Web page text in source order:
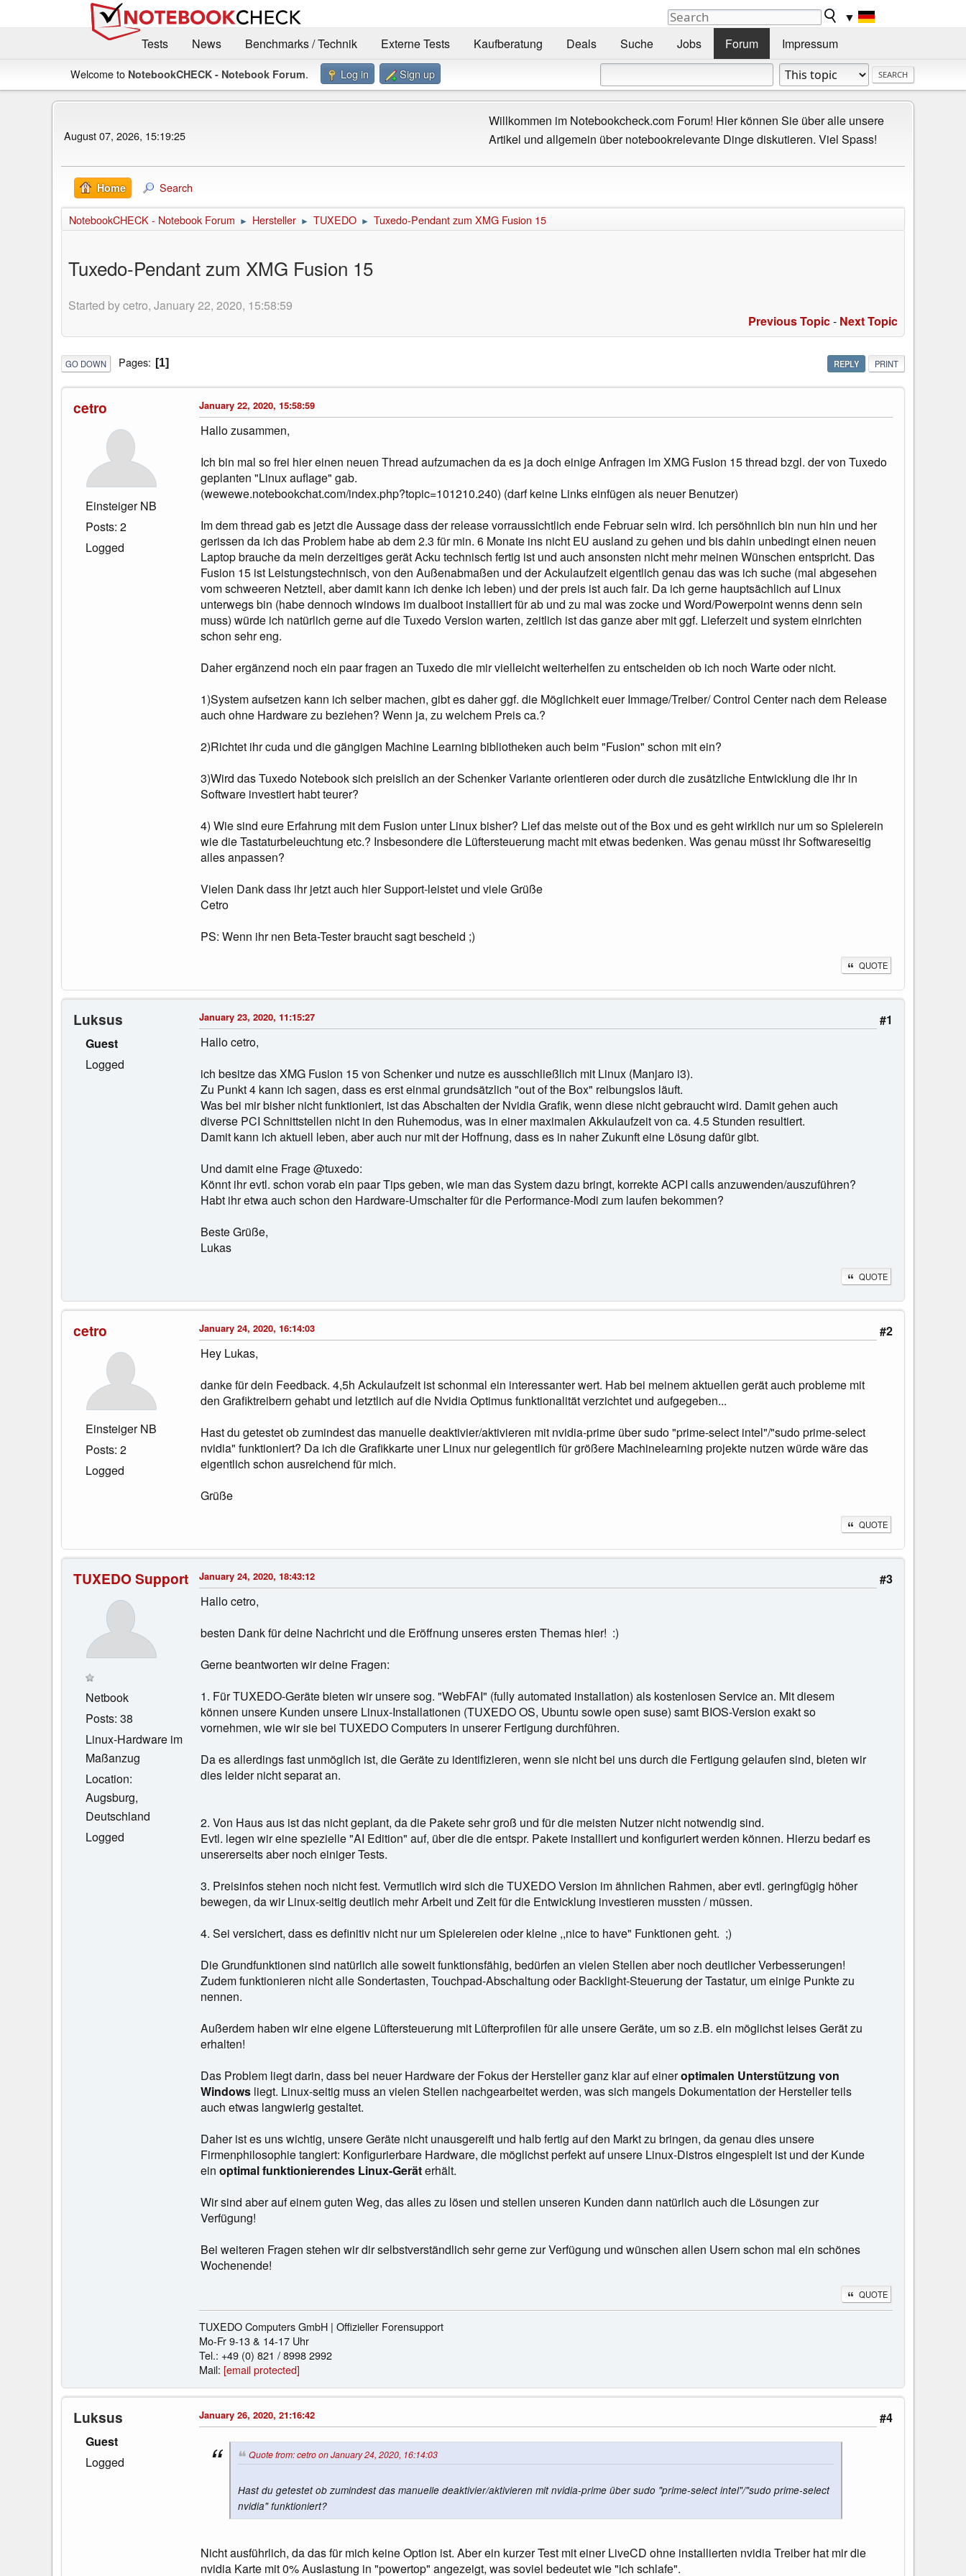
▼
Tests
News Benchmarks / Technik Externe Tests Kaufberatung Deals Suche Jobs Forum Impressum
Welcome to NotebookCHECK - Notebook Forum. Log in Sign up
August 07, 2026, 15:19:25
Willkommen im Notebookcheck.com Forum! Hier können Sie über alle unsere
Artikel und allgemein über notebookrelevante Dinge diskutieren. Viel Spass!
Home Search
NotebookCHECK - Notebook Forum ► Hersteller ► TUXEDO ► Tuxedo-Pendant zum XMG Fusion 15
Tuxedo-Pendant zum XMG Fusion 15
Started by cetro, January 22, 2020, 15:58:59
Previous Topic- Next Topic
REPLY PRINT
GO DOWN Pages 1
cetro
Einsteiger NB
Posts: 2
Logged
January 22, 2020, 15:58:59
Hallo zusammen,
Ich bin mal so frei hier einen neuen Thread aufzumachen da es ja doch einige Anfragen im XMG Fusion 15 thread bzgl. der von Tuxedo
geplanten "Linux auflage" gab.
(wewewe.notebookchat.com/index.php?topic=101210.240) (darf keine Links einfügen als neuer Benutzer)
Im dem thread gab es jetzt die Aussage dass der release vorraussichtlich ende Februar sein wird. Ich persöhnlich bin nun hin und her
gerissen da ich das Problem habe ab dem 2.3 für min. 6 Monate ins nicht EU ausland zu gehen und bis dahin unbedingt einen neuen
Laptop brauche da mein derzeitiges gerät Acku technisch fertig ist und auch ansonsten nicht mehr meinen Wünschen entspricht. Das
Fusion 15 ist Leistungstechnisch, von den Außenabmaßen und der Ackulaufzeit eigentlich genau das was ich suche (mal abgesehen
vom schweeren Netzteil, aber damit kann ich denke ich leben) und der preis ist auch fair. Da ich gerne hauptsächlich auf Linux
unterwegs bin (habe dennoch windows im dualboot installiert für ab und zu mal was zocke und Word/Powerpoint wenns denn sein
muss) würde ich natürlich gerne auf die Tuxedo Version warten, zeitlich ist das ganze aber mit ggf. Lieferzeit und system einrichten
schon sehr eng.
Daher ergänzend noch ein paar fragen an Tuxedo die mir vielleicht weiterhelfen zu entscheiden ob ich noch Warte oder nicht.
1)System aufsetzen kann ich selber machen, gibt es daher ggf. die Möglichkeit euer Immage/Treiber/ Control Center nach dem Release
auch ohne Hardware zu beziehen? Wenn ja, zu welchem Preis ca.?
2)Richtet ihr cuda und die gängigen Machine Learning bibliotheken auch beim "Fusion" schon mit ein?
3)Wird das Tuxedo Notebook sich preislich an der Schenker Variante orientieren oder durch die zusätzliche Entwicklung die ihr in
Software investiert habt teurer?
4) Wie sind eure Erfahrung mit dem Fusion unter Linux bisher? Lief das meiste out of the Box und es geht wirklich nur um so Spielerein
wie die Tastaturbeleuchtung etc.? Insbesondere die Lüftersteuerung macht mit etwas bedenken. Was genau müsst ihr Softwareseitig
alles anpassen?
Vielen Dank dass ihr jetzt auch hier Support-leistet und viele Grüße
Cetro
PS: Wenn ihr nen Beta-Tester braucht sagt bescheid ;)
QUOTE
Luksus
Guest
Logged
#1
January 23, 2020, 11:15:27
Hallo cetro,
ich besitze das XMG Fusion 15 von Schenker und nutze es ausschließlich mit Linux (Manjaro i3).
Zu Punkt 4 kann ich sagen, dass es erst einmal grundsätzlich "out of the Box" reibungslos läuft.
Was bei mir bisher nicht funktioniert, ist das Abschalten der Nvidia Grafik, wenn diese nicht gebraucht wird. Damit gehen auch
diverse PCI Schnittstellen nicht in den Ruhemodus, was in einer maximalen Akkulaufzeit von ca. 4.5 Stunden resultiert.
Damit kann ich aktuell leben, aber auch nur mit der Hoffnung, dass es in naher Zukunft eine Lösung dafür gibt.
Und damit eine Frage @tuxedo:
Könnt ihr evtl. schon vorab ein paar Tips geben, wie man das System dazu bringt, korrekte ACPI calls anzuwenden/auszuführen?
Habt ihr etwa auch schon den Hardware-Umschalter für die Performance-Modi zum laufen bekommen?
Beste Grüße,
Lukas
QUOTE
cetro
Einsteiger NB
Posts: 2
Logged
#2
January 24, 2020, 16:14:03
Hey Lukas,
danke für dein Feedback. 4,5h Ackulaufzeit ist schonmal ein interessanter wert. Hab bei meinem aktuellen gerät auch probleme mit
den Grafiktreibern gehabt und letztlich auf die Nvidia Optimus funktionalität verzichtet und aufgegeben...
Hast du getestet ob zumindest das manuelle deaktivier/aktivieren mit nvidia-prime über sudo "prime-select intel"/"sudo prime-select
nvidia" funktioniert? Da ich die Grafikkarte uner Linux nur gelegentlich für größere Machinelearning projekte nutzen würde wäre das
eigentlich schon ausreichend für mich.
Grüße
QUOTE
TUXEDO Support
Netbook
Posts: 38
Linux-Hardware im
Maßanzug
Location:
Augsburg,
Deutschland
Logged
#3
January 24, 2020, 18:43:12
Hallo cetro,
besten Dank für deine Nachricht und die Eröffnung unseres ersten Themas hier! :)
Gerne beantworten wir deine Fragen:
1. Für TUXEDO-Geräte bieten wir unsere sog. "WebFAI" (fully automated installation) als kostenlosen Service an. Mit diesem
können unsere Kunden unsere Linux-Installationen (TUXEDO OS, Ubuntu sowie open suse) samt BIOS-Version exakt so
vornehmen, wie wir sie bei TUXEDO Computers in unserer Fertigung durchführen.
Da es allerdings fast unmöglich ist, die Geräte zu identifizieren, wenn sie nicht bei uns durch die Fertigung gelaufen sind, bieten wir
dies leider nicht separat an.
2. Von Haus aus ist das nicht geplant, da die Pakete sehr groß und für die meisten Nutzer nicht notwendig sind.
Evtl. legen wir eine spezielle "AI Edition" auf, über die die entspr. Pakete installiert und konfiguriert werden können. Hierzu bedarf es
unsererseits aber noch einiger Tests.
3. Preisinfos stehen noch nicht fest. Vermutlich wird sich die TUXEDO Version im ähnlichen Rahmen, aber evtl. geringfügig höher
bewegen, da wir Linux-seitig deutlich mehr Arbeit und Zeit für die Entwicklung investieren mussten / müssen.
4. Sei versichert, dass es definitiv nicht nur um Spielereien oder kleine ,,nice to have" Funktionen geht. ;)
Die Grundfunktionen sind natürlich alle soweit funktionsfähig, bedürfen an vielen Stellen aber noch deutlicher Verbesserungen!
Zudem funktionieren nicht alle Sondertasten, Touchpad-Abschaltung oder Backlight-Steuerung der Tastatur, um einige Punkte zu
nennen.
Außerdem haben wir eine eigene Lüftersteuerung mit Lüfterprofilen für alle unsere Geräte, um so z.B. ein möglichst leises Gerät zu
erhalten!
Das Problem liegt darin, dass bei neuer Hardware der Fokus der Hersteller ganz klar auf eineroptimalen Unterstützung von
Windows liegt. Linux-seitig muss an vielen Stellen nachgearbeitet werden, was sich mangels Dokumentation der Hersteller teils
auch etwas langwierig gestaltet.
Daher ist es uns wichtig, unsere Geräte nicht unausgereift und halb fertig auf den Markt zu bringen, da genau dies unsere
Firmenphilosophie tangiert: Konfigurierbare Hardware, die möglichst perfekt auf unsere Linux-Distros eingespielt ist und der Kunde
ein optimal funktionierendes Linux-Geräterhält.
Wir sind aber auf einem guten Weg, das alles zu lösen und stellen unseren Kunden dann natürlich auch die Lösungen zur
Verfügung!
Bei weiteren Fragen stehen wir dir selbstverständlich sehr gerne zur Verfügung und wünschen allen Usern schon mal ein schönes
Wochenende!
QUOTE
TUXEDO Computers GmbH | Offizieller Forensupport
Mo-Fr 9-13 & 14-17 Uhr
Tel.: +49 (0) 821 / 8998 2992
Mail: [email protected]
Luksus
Guest
Logged
#4
January 26, 2020, 21:16:42
Quote from: cetro on January 24, 2020, 16:14:03
Hast du getestet ob zumindest das manuelle deaktivier/aktivieren mit nvidia-prime über sudo "prime-select intel"/"sudo prime-select
nvidia" funktioniert?
Nicht ausführlich, da das für mich keine Option ist. Aber ein kurzer Test mit einer LiveCD ohne installierten nvidia Treiber hat mir die
nvidia Karte mit 0% Auslastung in "powertop" angezeigt, was soviel bedeutet wie "ich schlafe".